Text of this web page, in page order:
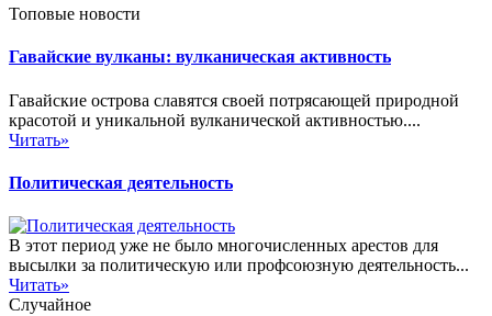
Топовые новости
Гавайские вулканы: вулканическая активность
Гавайские острова славятся своей потрясающей природной
красотой и уникальной вулканической активностью....
Читать»
Политическая деятельность
В этот период уже не было многочисленных арестов для
высылки за политическую или профсоюзную деятельность...
Читать»
Случайное